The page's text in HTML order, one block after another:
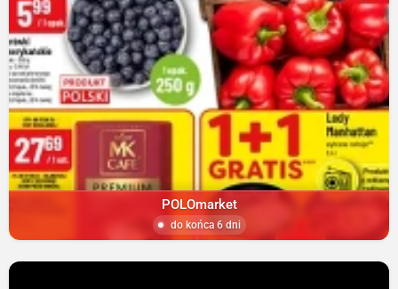
POLOmarket
do końca 6 dni